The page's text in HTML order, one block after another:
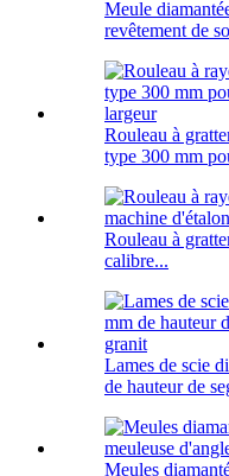
Meule
revêtement de
Rouleau à
type 300 mm
Rouleau à
calibre...
Lames de scie
de hauteur de
Meules